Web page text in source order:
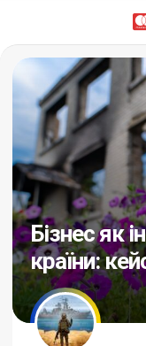
Бізнес як
країни: